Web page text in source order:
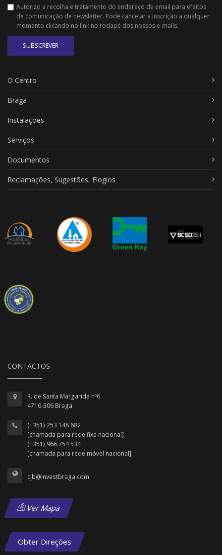
Autorizo a recolha e tratamento do endereço de email para efeitos
de comunicação de newsletter. Pode cancelar a inscrição a qualquer
momento clicando no link no rodapé dos nossos e-mails.
SUBSCREVER
O Centro
Braga
Instalações
Serviços
Documentos
Reclamações, Sugestões, Elogios
CONTACTOS
R. de Santa Margarida nº6
4710-306 Braga
(+351) 253 148 682
[chamada para rede fixa nacional]
(+351) 966 754 534
[chamada para rede móvel nacional]
cjb@investbraga.com
Ver Mapa
Obter Direções